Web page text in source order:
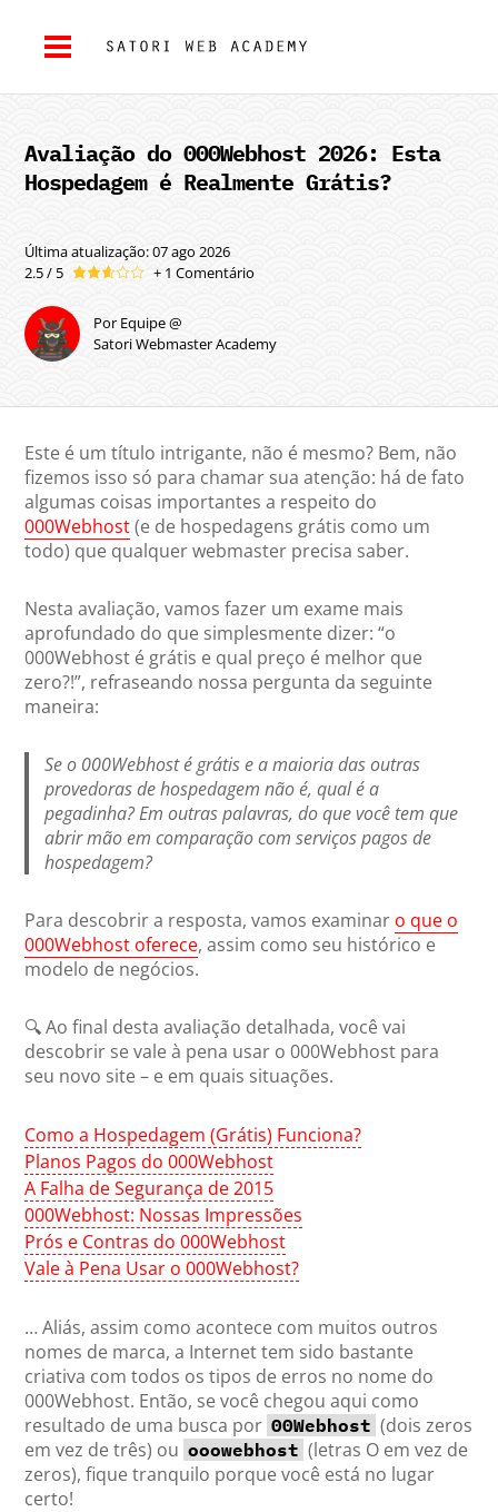
Avaliação do 000Webhost 2026: Esta
Hospedagem é Realmente Grátis?
Última atualização: 07 ago 2026
2.5 / 5
+ 1 Comentário
Por Equipe @
Satori Webmaster Academy
Este é um título intrigante, não é mesmo? Bem, não
fizemos isso só para chamar sua atenção: há de fato
algumas coisas importantes a respeito do
000Webhost(e de hospedagens grátis como um
todo) que qualquer webmaster precisa saber.
Nesta avaliação, vamos fazer um exame mais
aprofundado do que simplesmente dizer: “o
000Webhost é grátis e qual preço é melhor que
zero?!”, refraseando nossa pergunta da seguinte
maneira:
Se o 000Webhost é grátis e a maioria das outras
provedoras de hospedagem não é, qual é a
pegadinha? Em outras palavras, do que você tem que
abrir mão em comparação com serviços pagos de
hospedagem?
Para descobrir a resposta, vamos examinar o que o
000Webhost oferece, assim como seu histórico e
modelo de negócios.
🔍 Ao final desta avaliação detalhada, você vai
descobrir se vale à pena usar o 000Webhost para
seu novo site – e em quais situações.
Como a Hospedagem (Grátis) Funciona?
Planos Pagos do 000Webhost
A Falha de Segurança de 2015
000Webhost: Nossas Impressões
Prós e Contras do 000Webhost
Vale à Pena Usar o 000Webhost?
… Aliás, assim como acontece com muitos outros
nomes de marca, a Internet tem sido bastante
criativa com todos os tipos de erros no nome do
000Webhost. Então, se você chegou aqui como
resultado de uma busca por 00Webhost (dois zeros
em vez de três) ou ooowebhost (letras O em vez de
zeros), fique tranquilo porque você está no lugar
certo!